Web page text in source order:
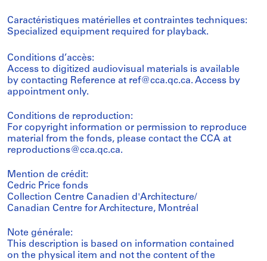
Caractéristiques matérielles et contraintes techniques:
Specialized equipment required for playback.
Conditions d’accès:
Access to digitized audiovisual materials is available
by contacting Reference at ref@cca.qc.ca. Access by
appointment only.
Conditions de reproduction:
For copyright information or permission to reproduce
material from the fonds, please contact the CCA at
reproductions@cca.qc.ca.
Mention de crédit:
Cedric Price fonds
Collection Centre Canadien d'Architecture/
Canadian Centre for Architecture, Montréal
Note générale:
This description is based on information contained
on the physical item and not the content of the